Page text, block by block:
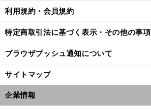
利用規約・会員規約
特定商取引法に基づく表示・その他の事項
ブラウザプッシュ通知について
サイトマップ
企業情報